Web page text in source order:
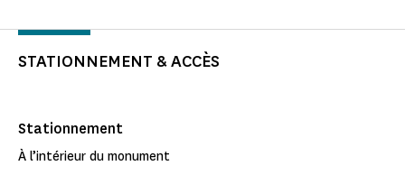
STATIONNEMENT & ACCÈS
Stationnement
À l’intérieur du monument